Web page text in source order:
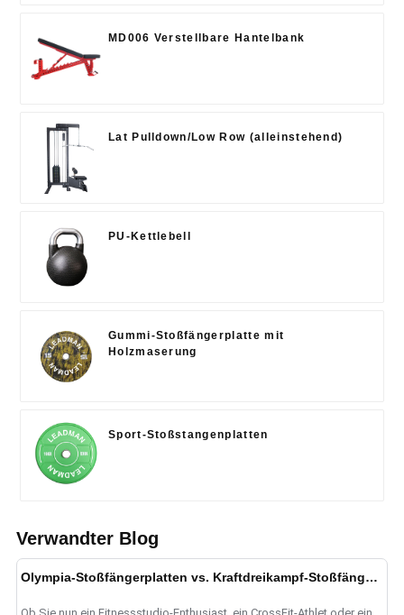
MD006 Verstellbare Hantelbank
Lat Pulldown/Low Row (alleinstehend)
PU-Kettlebell
Gummi-Stoßfängerplatte mit
Holzmaserung
Sport-Stoßstangenplatten
Verwandter Blog
Olympia-Stoßfängerplatten vs. Kraftdreikampf-Stoßfängerplatten: Was ist der Unterschied?